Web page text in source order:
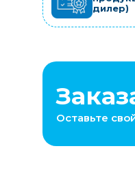
дилер)
Оставьте